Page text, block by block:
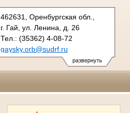
развернуть
462631, Оренбургская обл.,
г. Гай, ул. Ленина, д. 26
Тел.: (35362) 4-08-72
gaysky.orb@sudrf.ru
схема проезда